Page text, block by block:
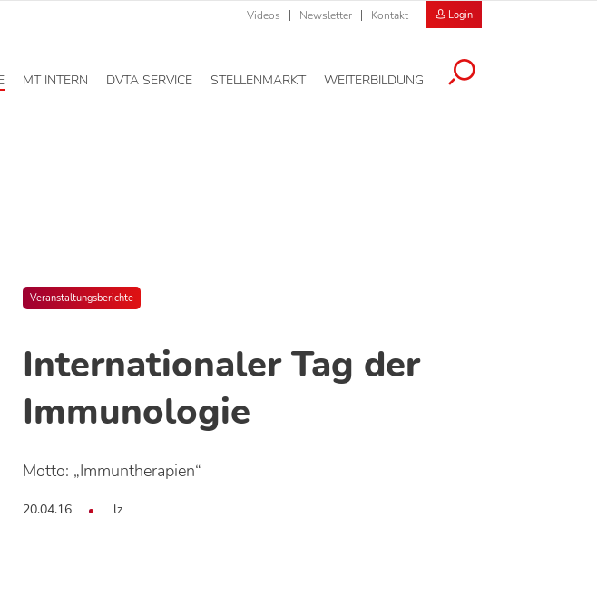
Videos Newsletter Kontakt Login
MT INTERN DVTA SERVICE STELLENMARKT WEITERBILDUNG
Veranstaltungsberichte
Internationaler Tag der
Immunologie
Motto: „Immuntherapien“
20.04.16 lz